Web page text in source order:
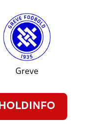
Greve
HOLDINFO